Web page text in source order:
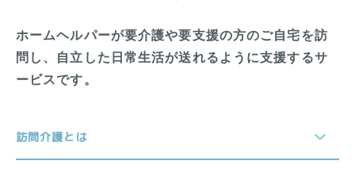
ホームヘルパーが要介護や要支援の方のご自宅を訪
問し、自立した日常生活が送れるように支援するサ
ービスです。
訪問介護とは